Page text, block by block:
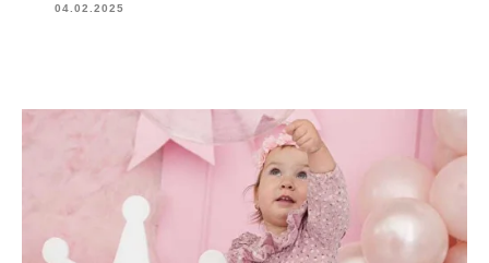
04.02.2025